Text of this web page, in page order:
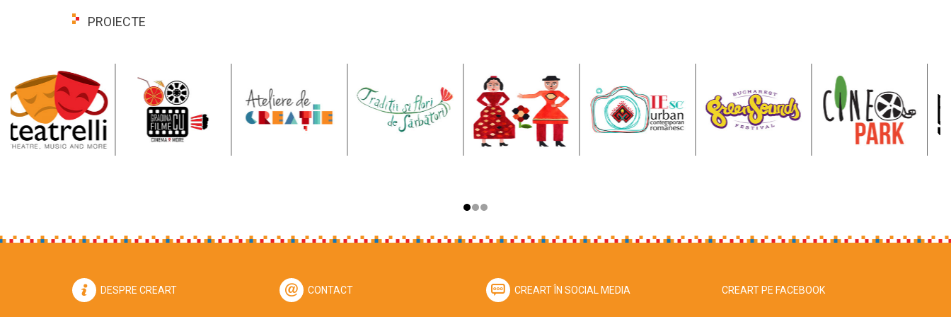
PROIECTE
DESPRE CREART CONTACT CREART ÎN SOCIAL MEDIA CREART PE FACEBOOK